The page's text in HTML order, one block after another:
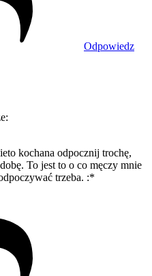
Odpowiedz
kochana odpocznij trochę,
To jest to o co męczy mnie
trzeba. :*